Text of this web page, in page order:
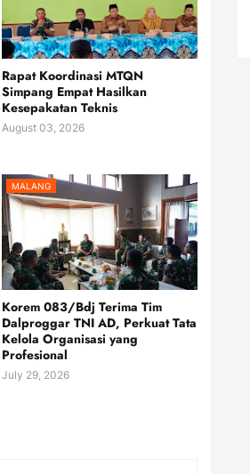
Rapat Koordinasi MTQN
Simpang Empat Hasilkan
Kesepakatan Teknis
August 03, 2026
MALANG
Korem 083/Bdj Terima Tim
Dalproggar TNI AD, Perkuat Tata
Kelola Organisasi yang
Profesional
July 29, 2026